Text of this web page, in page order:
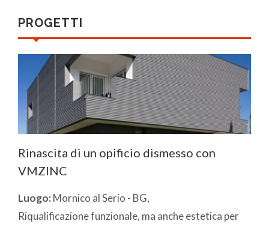
PROGETTI
Rinascita di un opificio dismesso con
VMZINC
Luogo: Mornico al Serio - BG,
Riqualificazione funzionale, ma anche estetica per